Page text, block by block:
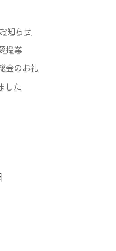
知らせ
授業
会のお礼
した